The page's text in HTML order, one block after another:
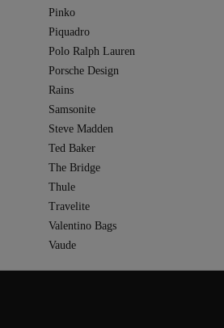
Pinko
Piquadro
Polo Ralph Lauren
Porsche Design
Rains
Samsonite
Steve Madden
Ted Baker
The Bridge
Thule
Travelite
Valentino Bags
Vaude